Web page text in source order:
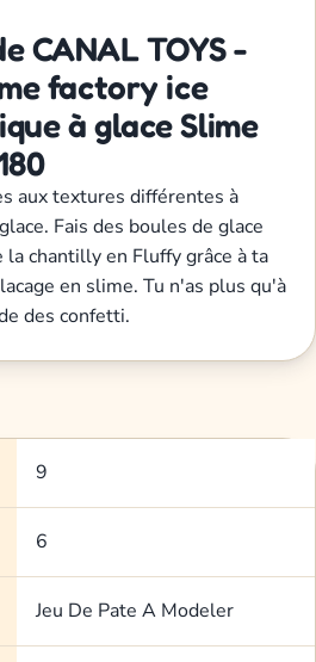
CANAL TOYS -
factory ice
à glace Slime
aux textures différentes à
Fais des boules de glace
la chantilly en Fluffy grâce à ta
en slime. Tu n'as plus qu'à
des confetti.
9
6
Jeu De Pate A Modeler